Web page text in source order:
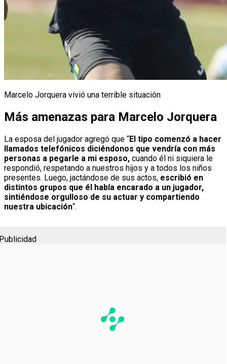
Marcelo Jorquera vivió una terrible situación
Más amenazas para Marcelo Jorquera
La esposa del jugador agregó que “El tipo comenzó a hacer
llamados telefónicos diciéndonos que vendría con más
personas a pegarle a mi esposo, cuando él ni siquiera le
respondió, respetando a nuestros hijos y a todos los niños
presentes. Luego, jactándose de sus actos, escribió en
distintos grupos que él había encarado a un jugador,
sintiéndose orgulloso de su actuar y compartiendo
nuestra ubicación“.